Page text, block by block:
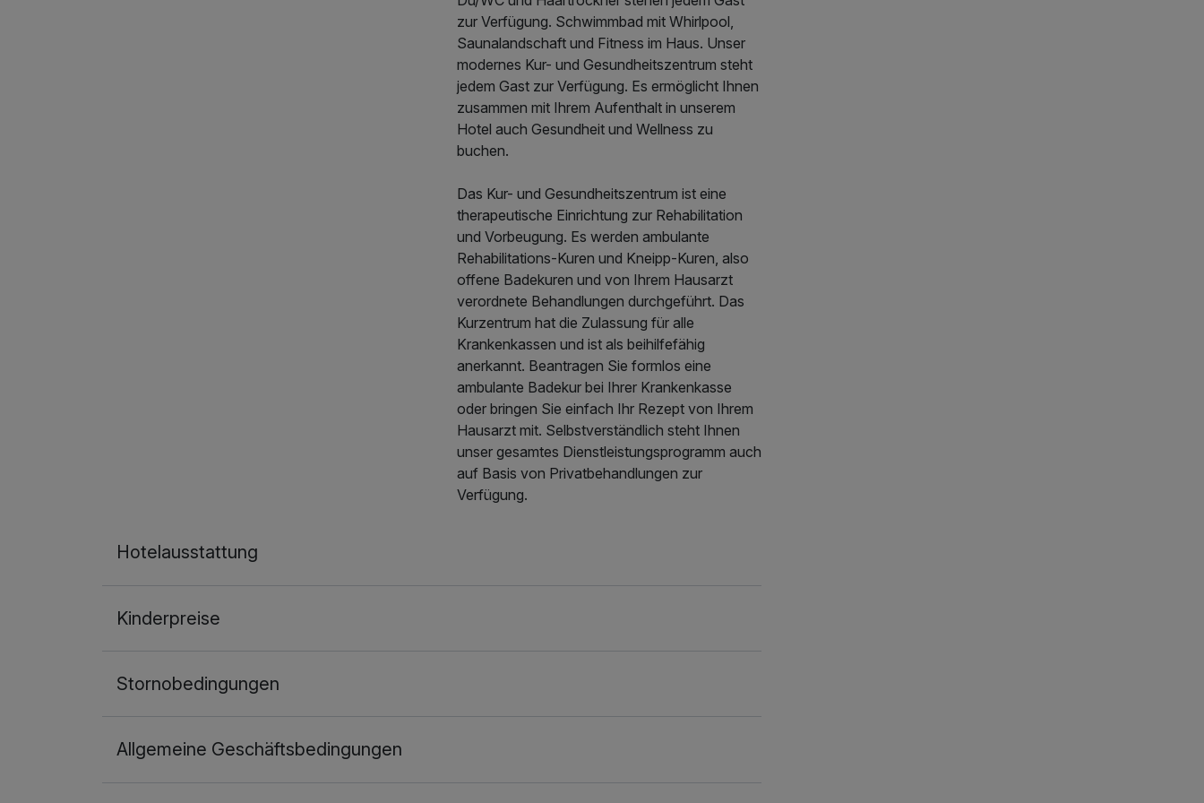
zur Verfügung. Schwimmbad mit Whirlpool,
Saunalandschaft und Fitness im Haus. Unser
modernes Kur- und Gesundheitszentrum steht
jedem Gast zur Verfügung. Es ermöglicht Ihnen
zusammen mit Ihrem Aufenthalt in unserem
Hotel auch Gesundheit und Wellness zu
buchen.
Das Kur- und Gesundheitszentrum ist eine
therapeutische Einrichtung zur Rehabilitation
und Vorbeugung. Es werden ambulante
Rehabilitations-Kuren und Kneipp-Kuren, also
offene Badekuren und von Ihrem Hausarzt
verordnete Behandlungen durchgeführt. Das
Kurzentrum hat die Zulassung für alle
Krankenkassen und ist als beihilfefähig
anerkannt. Beantragen Sie formlos eine
ambulante Badekur bei Ihrer Krankenkasse
oder bringen Sie einfach Ihr Rezept von Ihrem
Hausarzt mit. Selbstverständlich steht Ihnen
unser gesamtes Dienstleistungsprogramm auch
auf Basis von Privatbehandlungen zur
Verfügung.
Hotelausstattung
Kinderpreise
Stornobedingungen
Allgemeine Geschäftsbedingungen